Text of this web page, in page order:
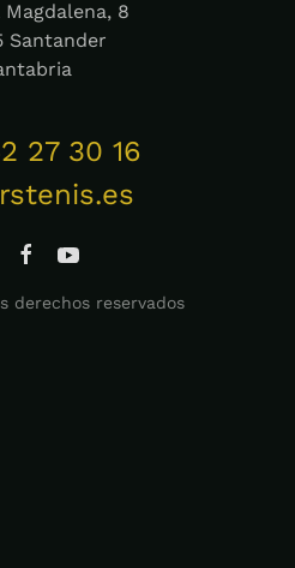
Magdalena, 8
Santander
27 30 16
derechos reservados